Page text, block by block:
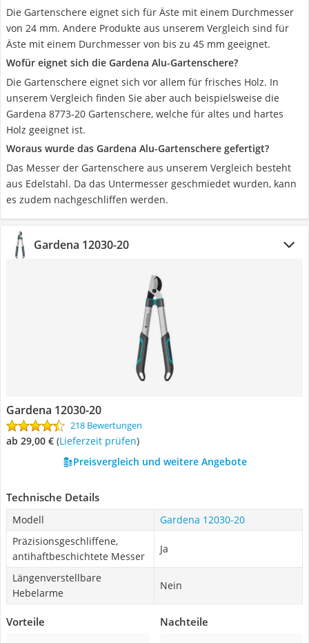
Die Gartenschere eignet sich für Äste mit einem Durchmesser
von 24 mm. Andere Produkte aus unserem Vergleich sind für
Äste mit einem Durchmesser von bis zu 45 mm geeignet.
Wofür eignet sich die Gardena Alu-Gartenschere?
Die Gartenschere eignet sich vor allem für frisches Holz. In
unserem Vergleich finden Sie aber auch beispielsweise die
Gardena 8773-20 Gartenschere, welche für altes und hartes
Holz geeignet ist.
Woraus wurde das Gardena Alu-Gartenschere gefertigt?
Das Messer der Gartenschere aus unserem Vergleich besteht
aus Edelstahl. Da das Untermesser geschmiedet wurden, kann
es zudem nachgeschliffen werden.
Gardena 12030-20
Gardena 12030-20
218 Bewertungen
ab 29,00 € (Lieferzeit prüfen)
Preisvergleich und weitere Angebote
Technische Details
Modell
Gardena 12030-20
Präzisionsgeschliffene,
antihaftbeschichtete Messer
Ja
Längenverstellbare
Hebelarme
Nein
Vorteile Nachteile